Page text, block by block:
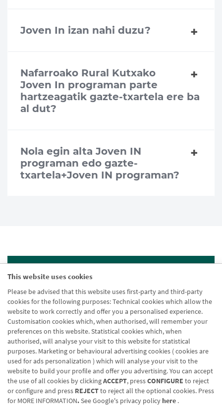
This website uses cookies
Please be advised that this website uses first-party and third-party
cookies for the following purposes: Technical cookies which allow the
website to work correctly and offer you a personalised experience.
Customisation cookies which, when authorised, will remember your
preferences on this website. Statistical cookies which, when
authorised, will analyse your visit to this website for statistical
purposes. Marketing or behavioural advertising cookies ( cookies are
used for ads personalization ) which will analyse your visit to the
website to build your profile and offer you advertising. You can accept
the use of all cookies by clickingACCEPT, pressCONFIGURE to reject
or configure and press REJECTto reject all the optional cookies. Press
for MORE INFORMATION.See Google's privacy policy here .
Joven In izan nahi duzu?
Nafarroako Rural Kutxako
Joven In programan parte
hartzeagatik gazte-txartela ere ba
al dut?
Nola egin alta Joven IN
programan edo gazte-
txartela+Joven IN programan?
Lege-oharra
Cookien politika
Datuen babesa